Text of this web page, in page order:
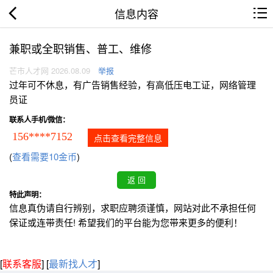
信息内容
兼职或全职销售、普工、维修
芒市人才网 2026.08.09 举报
过年可不休息，有广告销售经验，有高低压电工证，网络管理
员证
联系人手机/微信：
156****7152 点击查看完整信息
(查看需要10金币)
特此声明：
信息真伪请自行辨别，求职应聘须谨慎，网站对此不承担任何
保证或连带责任! 希望我们的平台能为您带来更多的便利！
[联系客服] [最新找人才]